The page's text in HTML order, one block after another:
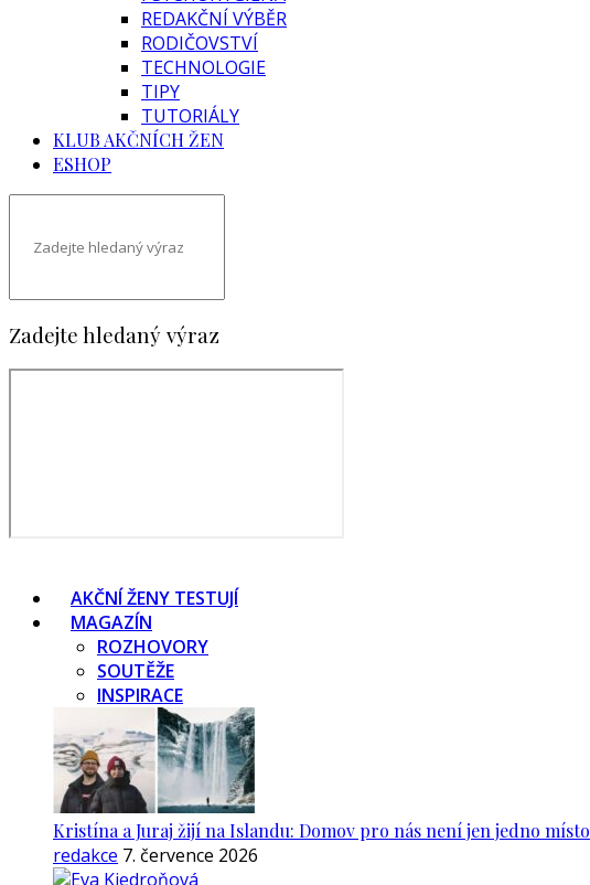
REDAKČNÍ VÝBĚR
RODIČOVSTVÍ
TECHNOLOGIE
TIPY
TUTORIÁLY
KLUB AKČNÍCH ŽEN
ESHOP
Zadejte hledaný výraz
AKČNÍ ŽENY TESTUJÍ
MAGAZÍN
ROZHOVORY
SOUTĚŽE
INSPIRACE
Kristína a Juraj žijí na Islandu: Domov pro nás není jen jedno místo
redakce 7. července 2026